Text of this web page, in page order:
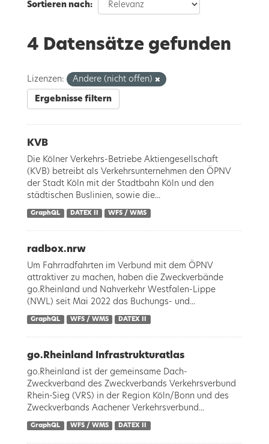
Sortieren nach
4 Datensätze gefunden
Lizenzen: Andere (nicht offen)
Ergebnisse filtern
KVB
Die Kölner Verkehrs-Betriebe Aktiengesellschaft
(KVB) betreibt als Verkehrsunternehmen den ÖPNV
der Stadt Köln mit der Stadtbahn Köln und den
städtischen Buslinien, sowie die...
GraphQL DATEX II WFS / WMS
radbox.nrw
Um Fahrradfahrten im Verbund mit dem ÖPNV
attraktiver zu machen, haben die Zweckverbände
go.Rheinland und Nahverkehr Westfalen-Lippe
(NWL) seit Mai 2022 das Buchungs- und...
GraphQL WFS / WMS DATEX II
go.Rheinland Infrastrukturatlas
go.Rheinland ist der gemeinsame Dach-
Zweckverband des Zweckverbands Verkehrsverbund
Rhein-Sieg (VRS) in der Region Köln/Bonn und des
Zweckverbands Aachener Verkehrsverbund...
GraphQL WFS / WMS DATEX II